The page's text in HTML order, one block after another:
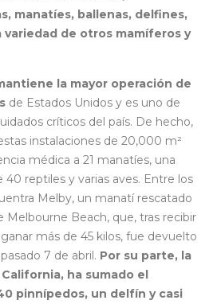
manatíes, ballenas, delfines,
variedad de otros mamíferos y
la mayor operación de
de Estados Unidos y es uno de
críticos del país. De hecho,
instalaciones de 20,000 m²
médica a 21 manatíes, una
40 reptiles y varias aves. Entre los
Melby, un manatí rescatado
Melbourne Beach, que, tras recibir
más de 45 kilos, fue devuelto
7 de abril. Por su parte, la
ha sumado el
pinnípedos, un delfín y casi